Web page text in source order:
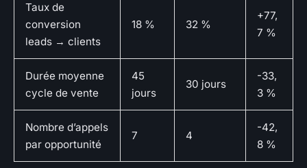
Taux de
conversion
leads → clients
18 % 32 %
+77,
7 %
Durée moyenne
cycle de vente
45
jours
30 jours
-33,
3 %
Nombre d’appels
par opportunité
7 4
-42,
8 %